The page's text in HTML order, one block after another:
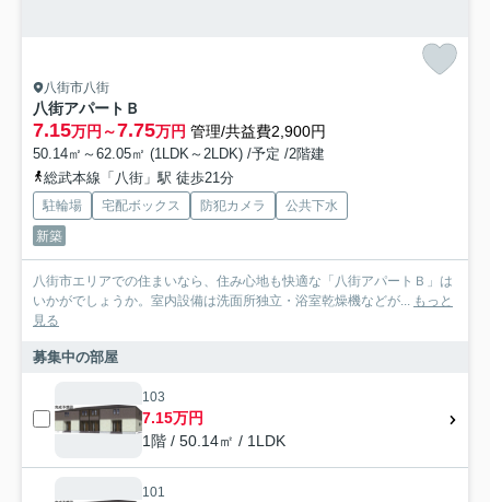
八街市八街
八街アパートＢ
7.15万円～7.75万円 管理/共益費2,900円
50.14㎡～62.05㎡ (1LDK～2LDK) /予定 /2階建
総武本線「八街」駅 徒歩21分
駐輪場 宅配ボックス 防犯カメラ
公共下水
新築
八街市エリアでの住まいなら、住み心地も快適な「八街アパートＢ」は
いかがでしょうか。室内設備は洗面所独立・浴室乾燥機などが...
もっと
見る
募集中の部屋
103
7.15万円
1階 / 50.14㎡ / 1LDK
101